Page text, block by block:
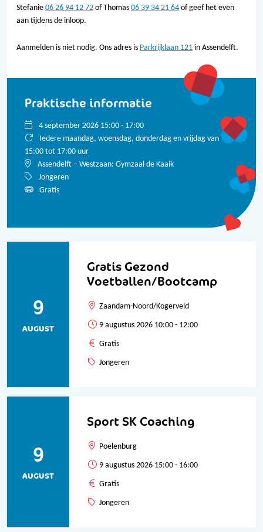
Stefanie 06 26 94 12 72 of Thomas 06 39 34 21 64 of geef het even
aan tijdens de inloop.
Aanmelden is niet nodig. Ons adres is Parkrijklaan 121 in Assendelft.
Praktische informatie
4 september 2026 15:00 - 17:00
Iedere maandag, woensdag, donderdag en vrijdag van
15:00 tot 17:00 uur
Assendelft – Westzaan: Gymzaal de Kaaik
Jongeren
Gratis
Gratis Gezond
Voetballen/Bootcamp
9
AUGUST
Zaandam-Noord/Kogerveld
9 augustus 2026 10:00 - 12:00
Gratis
Jongeren
Sport SK Coaching
9
AUGUST
Poelenburg
9 augustus 2026 15:00 - 16:00
Gratis
Jongeren